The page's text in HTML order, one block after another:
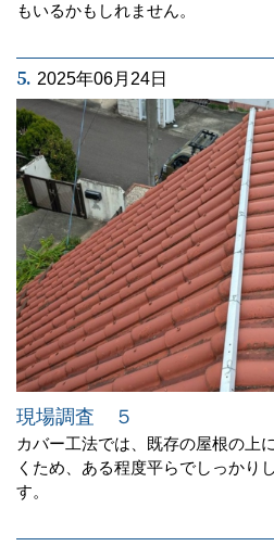
もいるかもしれません。
5. 2025年06月24日
現場調査 ５
カバー工法では、既存の屋根の上
くため、ある程度平らでしっかり
す。